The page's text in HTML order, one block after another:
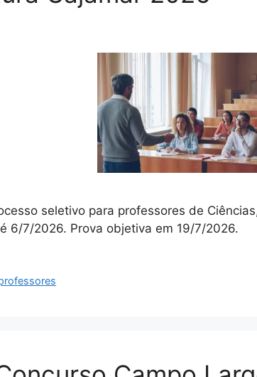
seletivo para professores de
6/7/2026. Prova objetiva em 19/7/2026.